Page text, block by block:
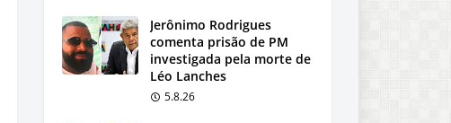
Jerônimo Rodrigues
comenta prisão de PM
investigada pela morte de
Léo Lanches
5.8.26